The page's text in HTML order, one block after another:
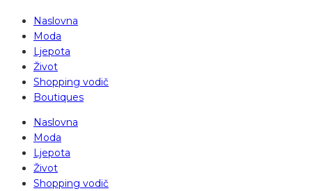
Naslovna
Moda
Ljepota
Život
Shopping vodič
Boutiques
Naslovna
Moda
Ljepota
Život
Shopping vodič